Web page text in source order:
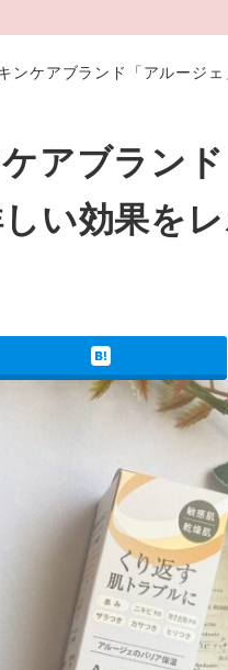
ンケアブランド「アルー
アブランド
い効果を